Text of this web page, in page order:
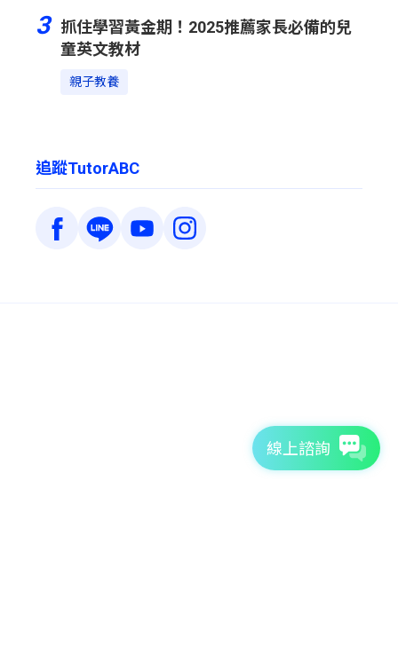
3
抓住學習黃金期！2025推薦家長必備的兒
童英文教材
親子教養
追蹤TutorABC
線上諮詢